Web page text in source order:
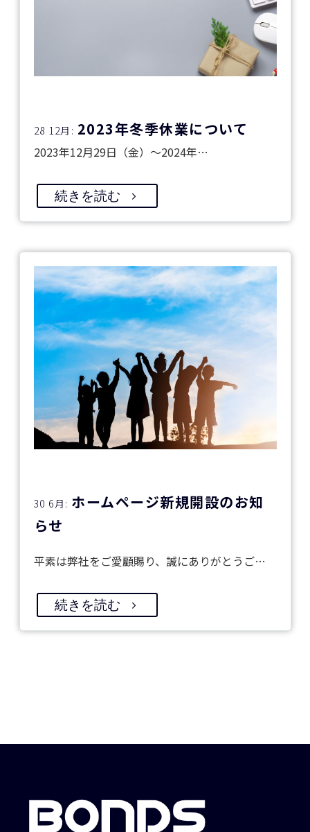
28 12月: 2023年冬季休業について
2023年12月29日（金）～2024年…
続きを読む
30 6月: ホームページ新規開設のお知
らせ
平素は弊社をご愛顧賜り、誠にありがとうご…
続きを読む